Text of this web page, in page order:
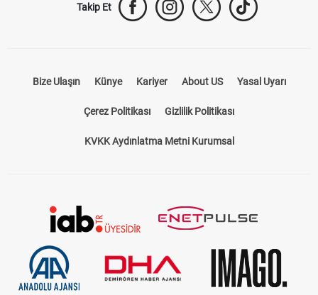
Künye Kariyer About US
Çerez Politikası Gizlilik Politikası